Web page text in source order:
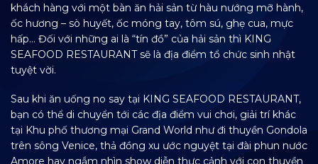
khách hàng với một bàn ăn hải sản từ hàu nướng mỡ hành,
ốc hương – sò huyết, ốc móng tay, tôm sú, ghẹ cua, mực
hấp… Đối với những ai là “tín đồ” của hải sản thì KING
SEAFOOD RESTAURANT sẽ là địa điểm tổ chức sinh nhật
tuyệt vời.
Sau khi ăn uống no say tại KING SEAFOOD RESTAURANT,
bạn có thể di chuyển tới các địa điểm vui chơi, giải trí khác
tại Khu phố thương mại Grand World như đi thuyền Gondola
trên sông Venice, thả đồng xu ước nguyệt tại đài phun nước
Amore hay ngắm nhìn show diễn thực cảnh với con thuyền